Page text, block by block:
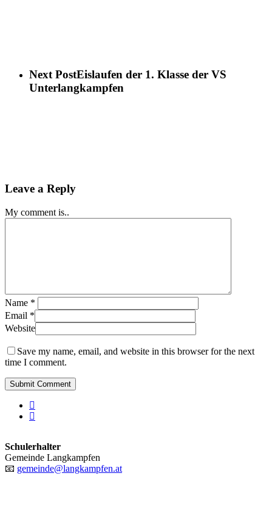
Next PostEislaufen der 1. Klasse der VS
Unterlangkampfen
Leave a Reply
My comment is..
Name *
Email *
Website
Save my name, email, and website in this browser for the next
time I comment.
phone
email
Schulerhalter
Gemeinde Langkampfen
📧 gemeinde@langkampfen.at